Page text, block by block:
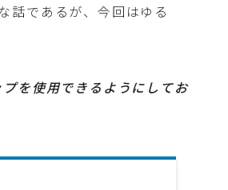
話であるが、今回はゆる
を使用できるようにしてお